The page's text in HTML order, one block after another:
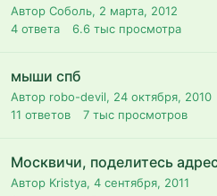
Автор Соболь, 2 марта, 2012
4 ответа 6.6 тыс просмотра
мыши спб
Автор robo-devil, 24 октября, 2010
11 ответов 7 тыс просмотров
Москвичи, поделитесь
Автор Kristya, 4 сентября, 2011